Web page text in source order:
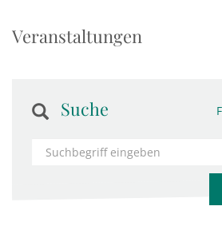
Veranstaltungen
Suche